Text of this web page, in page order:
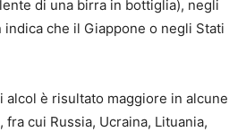
di una birra in bottiglia), negli
che il Giappone o negli Stati
alcol è risultato maggiore in alcune
fra cui Russia, Ucraina, Lituania,